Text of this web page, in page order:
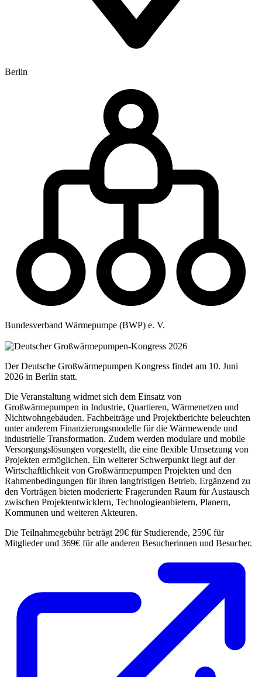
Berlin
Bundesverband Wärmepumpe (BWP) e. V.
Der Deutsche Großwärmepumpen Kongress findet am 10. Juni
2026 in Berlin statt.
Die Veranstaltung widmet sich dem Einsatz von
Großwärmepumpen in Industrie, Quartieren, Wärmenetzen und
Nichtwohngebäuden. Fachbeiträge und Projektberichte beleuchten
unter anderem Finanzierungsmodelle für die Wärmewende und
industrielle Transformation. Zudem werden modulare und mobile
Versorgungslösungen vorgestellt, die eine flexible Umsetzung von
Projekten ermöglichen. Ein weiterer Schwerpunkt liegt auf der
Wirtschaftlichkeit von Großwärmepumpen Projekten und den
Rahmenbedingungen für ihren langfristigen Betrieb. Ergänzend zu
den Vorträgen bieten moderierte Fragerunden Raum für Austausch
zwischen Projektentwicklern, Technologieanbietern, Planern,
Kommunen und weiteren Akteuren.
Die Teilnahmegebühr beträgt 29€ für Studierende, 259€ für
Mitglieder und 369€ für alle anderen Besucherinnen und Besucher.